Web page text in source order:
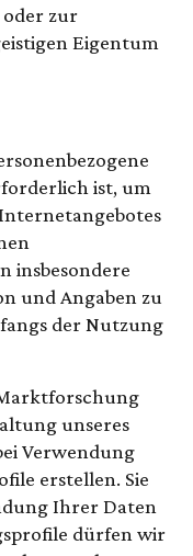
oder zur
Eigentum
ist, um
insbesondere
und Angaben zu
der Nutzung
unseres
Verwendung
erstellen. Sie
Ihrer Daten
dürfen wir